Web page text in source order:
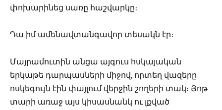
փոխարինեց սառը հաշվարկը։
Դա իմ ամենավտանգավոր տեսակն էր։
Մայրամուտին անցա այգուս հսկայական
երկաթե դարպասների միջով, որտեղ վազերը
ոսկեգույն էին փայլում վերջին շողերի տակ։ Յոթ
տարի առաջ այս կիսասնանկ ու լքված